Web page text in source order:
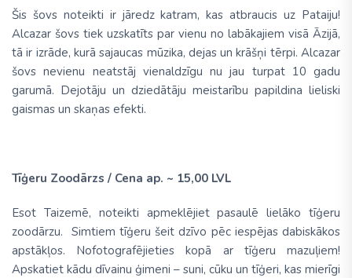
Šis šovs noteikti ir jāredz katram, kas atbraucis uz Pataiju!
Alcazar šovs tiek uzskatīts par vienu no labākajiem visā Āzijā,
tā ir izrāde, kurā sajaucas mūzika, dejas un krāšņi tērpi. Alcazar
šovs nevienu neatstāj vienaldzīgu nu jau turpat 10 gadu
garumā. Dejotāju un dziedātāju meistarību papildina lieliski
gaismas un skaņas efekti.
Tīģeru Zoodārzs / Cena ap. ~ 15,00 LVL
Esot Taizemē, noteikti apmeklējiet pasaulē lielāko tīģeru
zoodārzu. Simtiem tīģeru šeit dzīvo pēc iespējas dabiskākos
apstākļos. Nofotografējieties kopā ar tīģeru mazuļiem!
Apskatiet kādu dīvainu ģimeni – suni, cūku un tīģeri, kas mierīgi